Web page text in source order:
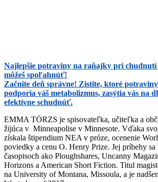
Najlepšie potraviny na raňajky pri chudnutí
môžeš spoľahnúť!
Začnite deň správne! Zistite, ktoré
podporia váš metabolizmus, zasýtia vás na
efektívne schudnúť.
EMMA TÖRZS je spisovateľka, učiteľka a
žijúca v Minneapolise v Minnesote. Vďaka
získala štipendium NEA v próze, ocenenie
poviedky a cenu O. Henry Prize. Jej príbehy
časopisoch ako Ploughshares, Uncanny
Horizons a American Short Fiction. Titul
na University of Montana, Missoula, a je